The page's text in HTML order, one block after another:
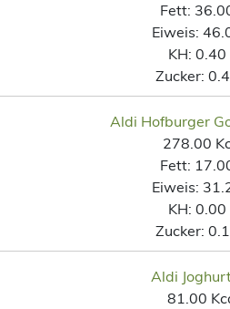
Fett:
Eiweis:
KH: 0.40
Zucker:
Aldi Hofburger
278.00
Fett:
Eiweis:
KH: 0.00
Zucker:
Aldi
81.00